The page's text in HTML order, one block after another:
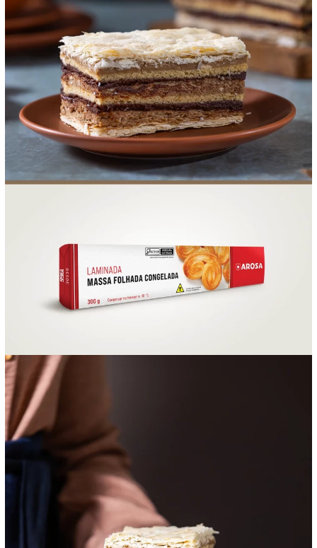
ONDE COMPRAR LOJAS AROSA
DISTRIBUIDORES E
REPRESENTANTES
FOOD SERVICE EMPRESA AGENDA DE CURSOS
INVERNO